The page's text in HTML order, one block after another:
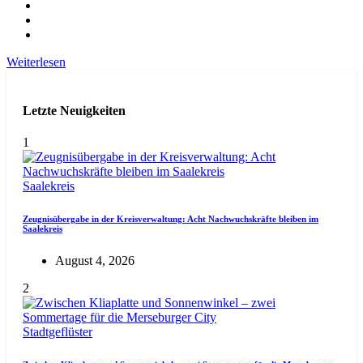
Weiterlesen
Letzte Neuigkeiten
1
Saalekreis
Zeugnisübergabe in der Kreisverwaltung: Acht Nachwuchskräfte bleiben im
Saalekreis
August 4, 2026
2
Stadtgeflüster